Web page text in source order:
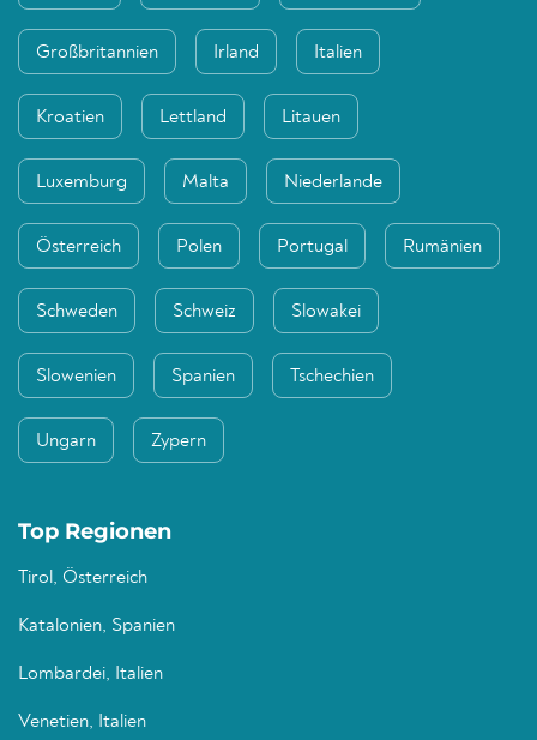
Großbritannien Irland Italien
Kroatien Lettland Litauen
Luxemburg Malta Niederlande
Österreich Polen Portugal Rumänien
Schweden Schweiz Slowakei
Slowenien Spanien Tschechien
Ungarn Zypern
Top Regionen
Tirol, Österreich
Katalonien, Spanien
Lombardei, Italien
Venetien, Italien